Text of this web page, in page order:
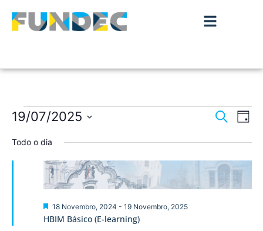
de
e
Pesquisar
de
Dia
19/07/2025
a
Todo o dia
HBIM Básico (E-learning)
Destaque
18 Novembro, 2024 - 19 Novembro, 2025